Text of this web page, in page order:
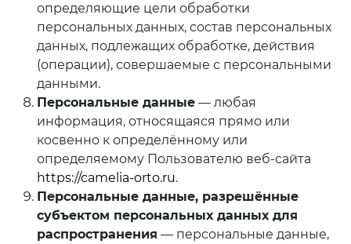
определяющие цели обработки
персональных данных, состав персональных
данных, подлежащих обработке, действия
(операции), совершаемые с персональными
данными.
Персональные данные — любая
информация, относящаяся прямо или
косвенно к определённому или
определяемому Пользователю веб-сайта
https://camelia-orto.ru.
Персональные данные, разрешённые
субъектом персональных данных для
распространения — персональные данные,